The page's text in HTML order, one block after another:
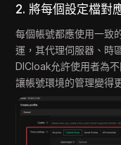
2. 將每個設定檔對
每個帳號都應使用一致
運，其代理伺服器、時
DICloak允許使用者為
讓帳號環境的管理變得